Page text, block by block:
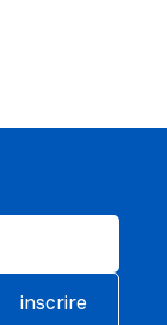
inscrire